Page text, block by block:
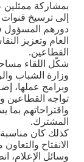
بمشاركة
إلى ترسيخ قنوات
دورهم المسؤول
العام وتعزيز
القطاعين.
شكّل اللقاء
وزارة الشباب
وبرامج عملها،
تواجه القطاعين
واقتراحاتهم بما
المشترك.
كذلك كان مناسبة
الانفتاح
وسائل الإعلام،